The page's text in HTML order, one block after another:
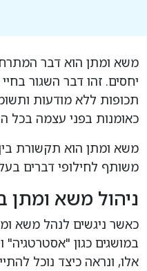
משא ומתן הוא דבר
יחסים. זהו דבר השגור
תכופות ללא מודעות
כאומנות בפני עצמה בכל
משא ומתן הוא תקשורת
משותף לחילופי דברים
ניהול משא ומתן
כאשר ניגשים לנהל משא
במושגים כגון
אלו, ונראה כיצד נוכל